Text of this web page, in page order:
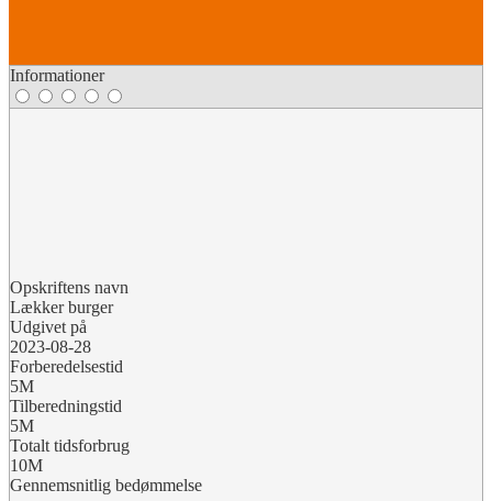
Informationer
Opskriftens navn
Lækker burger
Udgivet på
2023-08-28
Forberedelsestid
5M
Tilberedningstid
5M
Totalt tidsforbrug
10M
Gennemsnitlig bedømmelse